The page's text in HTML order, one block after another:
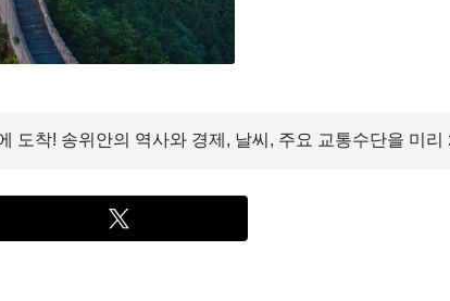
도착! 송위안의 역사와 경제, 날씨, 주요 교통수단을 미